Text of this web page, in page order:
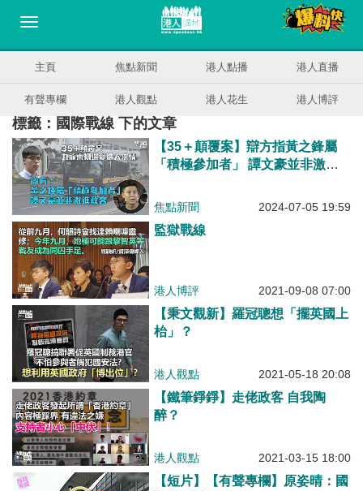
主頁 焦點新聞 港人點播 港人直播
有聲專欄 港人觀點 港人花生 港人博評
標籤：國際戰線 下的文章
【35＋顛覆案】辯方指黃之鋒屬
「積極參加者」 譚文豪並非激進
焦點新聞 2024-07-05 19:59
監獄戰線
港人博評 2021-09-08 07:00
【秉文觀新】羅冠聰想「擺英國上
枱」？
港人觀點 2021-05-18 20:08
【鐵筆錚錚】走佬政客 自我陶
醉？
港人觀點 2021-03-15 18:00
【短片】【有聲專欄】原姿晴：國